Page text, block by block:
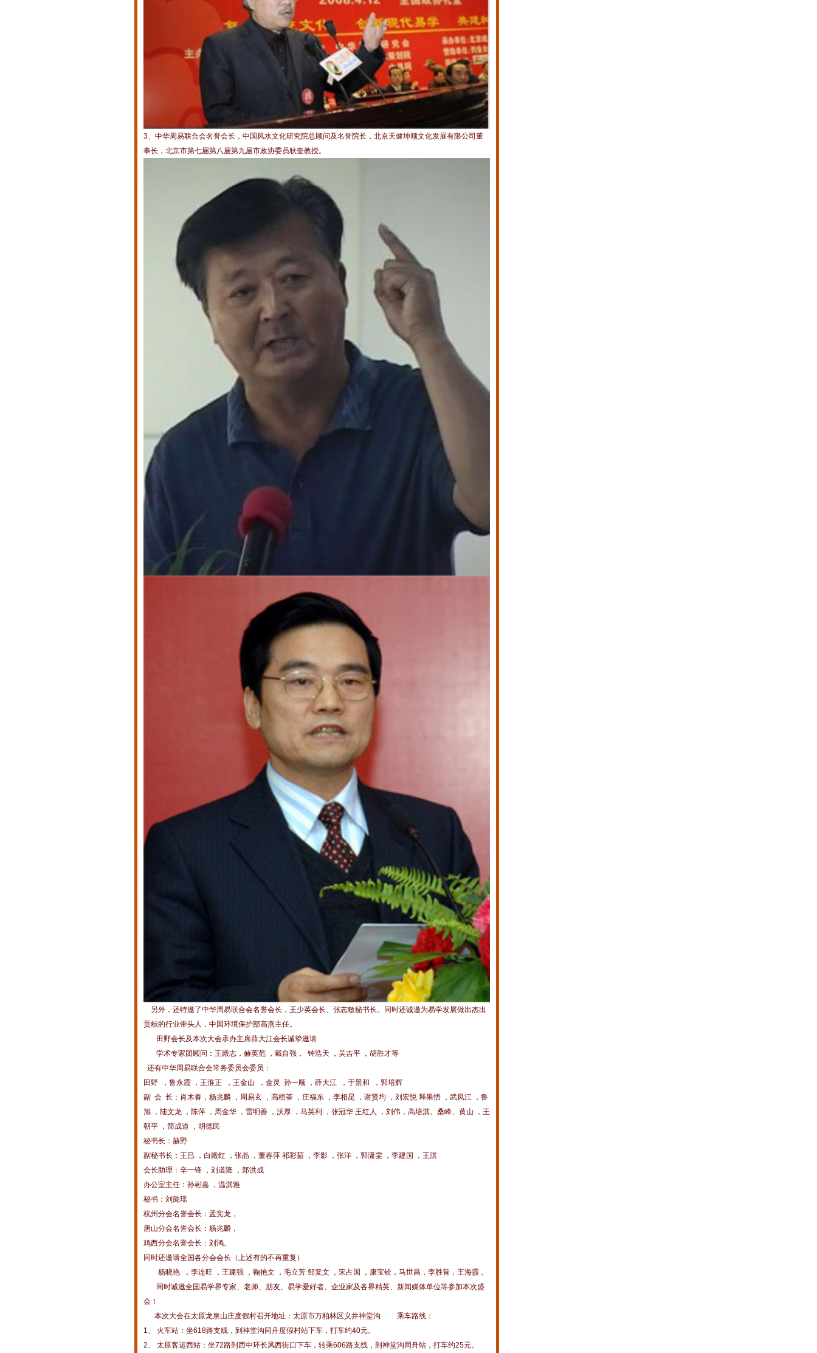
3、中华周易联合会名誉会长，中国风水文化研究院总顾问及名誉院长，北京天健坤顺文化发展有限公司董
事长，北京市第七届第八届第九届市政协委员耿奎教授。
另外，还特邀了中华周易联合会名誉会长，王少英会长、张志敏秘书长。同时还诚邀为易学发展做出杰出
贡献的行业带头人，中国环境保护部高燕主任。
田野会长及本次大会承办主席薛大江会长诚挚邀请
学术专家团顾问：王殿志，赫英范 ，戴自强， 钟浩天 ，吴吉平 ，胡胜才等
还有中华周易联合会常务委员会委员：
田野 ，鲁永霞 ，王淮正 ，王金山 ，金灵 孙一顺 ，薛大江 ，于景和 ，郭培辉
副 会 长：肖木春，杨兆麟 ，周易玄 ，高梧荃 ，庄福东 ，李相昆 ，谢贤均 ，刘宏悦 释果悟 ，武凤江 ，鲁
旭 ，陆文龙 ，陈萍 ，周金华 ，雷明善 ，沃厚 ，马英利 ，张冠华 王红人 ，刘伟，高培淇、桑峰、黄山 ，王
朝平 ，简成道 ，胡德民
秘书长：赫野
副秘书长：王巳 ，白殿红 ，张晶 ，董春萍 祁彩茹 ，李影 ，张洋 ，郭潇雯 ，李建国 ，王淇
会长助理：辛一锋 ，刘道隆 ，郑洪成
办公室主任：孙彬嘉 ，温淇雅
秘书：刘懿瑶
杭州分会名誉会长：孟宪龙，
唐山分会名誉会长：杨兆麟，
鸡西分会名誉会长：刘鸿。
同时还邀请全国各分会会长（上述有的不再重复）
杨晓艳 ，李连旺 ，王建强 ，鞠艳文 ，毛立芳 邹复文 ，宋占国 ，康宝铨，马世昌，李胜昔，王海霞 。
同时诚邀全国易学界专家、老师、朋友、易学爱好者、企业家及各界精英、新闻媒体单位等参加本次盛
会！
本次大会在太原龙泉山庄度假村召开地址：太原市万柏林区义井神堂沟 乘车路线：
1、 火车站：坐618路支线，到神堂沟同舟度假村站下车，打车约40元。
2、 太原客运西站：坐72路到西中环长风西街口下车，转乘606路支线，到神堂沟同舟站，打车约25元。